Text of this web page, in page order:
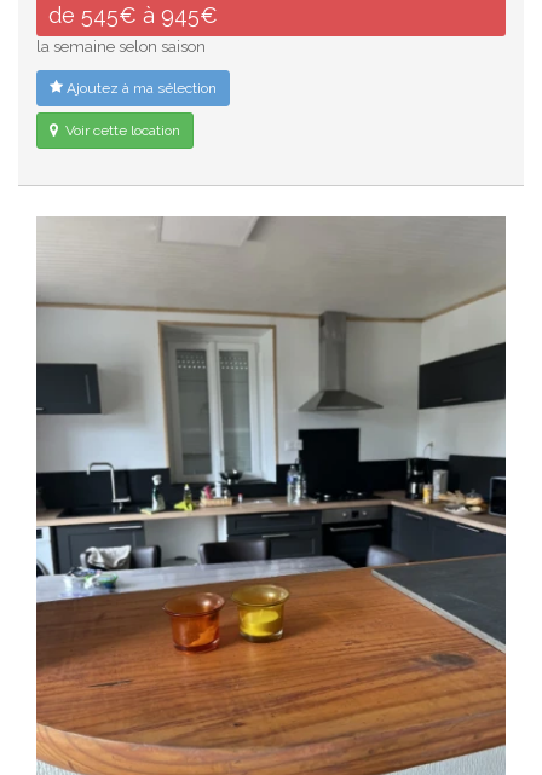
de 545€ à 945€
la semaine selon saison
Ajoutez à ma sélection
Voir cette location